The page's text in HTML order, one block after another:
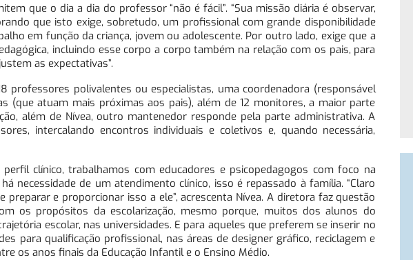
que o dia a dia do professor “não é fácil”. “Sua missão diária é observar,
que isto exige, sobretudo, um profissional com grande disponibilidade
em função da criança, jovem ou adolescente. Por outro lado, exige que a
incluindo esse corpo a corpo também na relação com os pais, para
as expectativas”.
professores polivalentes ou especialistas, uma coordenadora (responsável
(que atuam mais próximas aos pais), além de 12 monitores, a maior parte
além de Nívea, outro mantenedor responde pela parte administrativa. A
intercalando encontros individuais e coletivos e, quando necessária,
clínico, trabalhamos com educadores e psicopedagogos com foco na
necessidade de um atendimento clínico, isso é repassado à família. “Claro
e proporcionar isso a ele”, acrescenta Nívea. A diretora faz questão
os propósitos da escolarização, mesmo porque, muitos dos alunos do
escolar, nas universidades. E para aqueles que preferem se inserir no
para qualificação profissional, nas áreas de designer gráfico, reciclagem e
os anos finais da Educação Infantil e o Ensino Médio.